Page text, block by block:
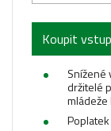
Koupit
Snížené
držitelé
mládeže